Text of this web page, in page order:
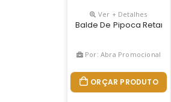
Ver + Detalhes
Balde De Pipoca
Por: Abra Promocional
ORÇAR PRODUTO